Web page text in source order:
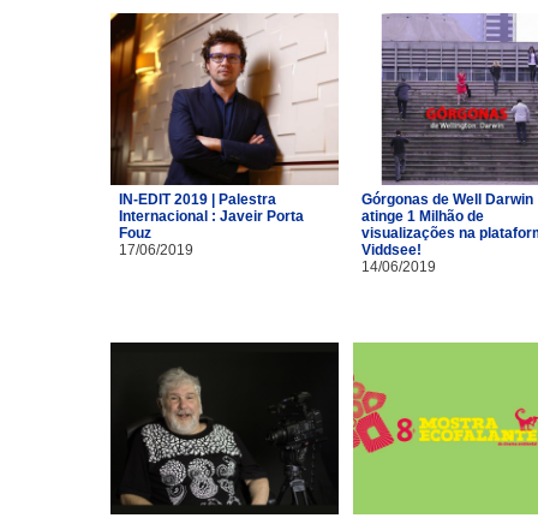
IN-EDIT 2019 | Palestra
Internacional : Javeir Porta
Fouz
17/06/2019
Górgonas de Well Darwin
atinge 1 Milhão de
visualizações na
Viddsee!
14/06/2019